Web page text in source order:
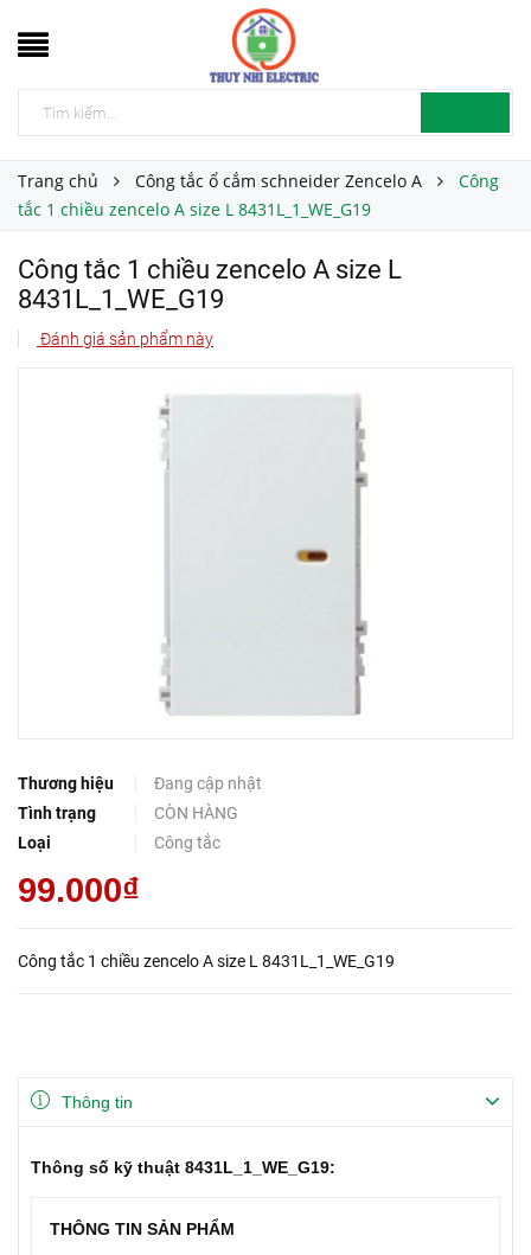
Trang chủ Công tắc ổ cắm schneider Zencelo A
Công
tắc 1 chiều zencelo A size L 8431L_1_WE_G19
Công tắc 1 chiều zencelo A size L
8431L_1_WE_G19
Đánh giá sản phẩm này
Thương hiệu
Đang cập nhật
Tình trạng
CÒN HÀNG
Loại
Công tắc
99.000₫
Công tắc 1 chiều zencelo A size L 8431L_1_WE_G19
Thông tin
Thông số kỹ thuật 8431L_1_WE_G19:
THÔNG TIN SẢN PHẨM